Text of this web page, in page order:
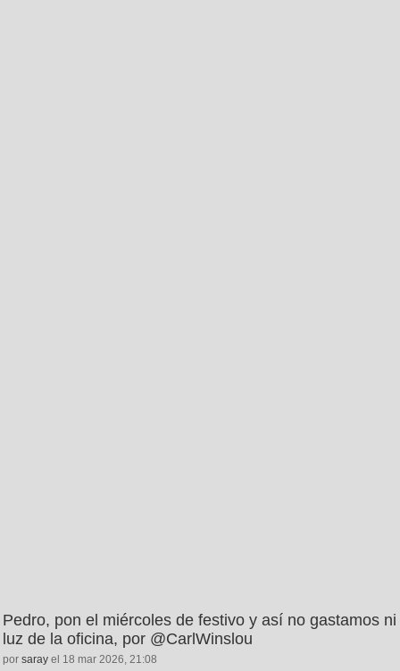
Pedro, pon el miércoles de festivo y así no gastamos ni
luz de la oficina, por @CarlWinslou
por saray el 18 mar 2026, 21:08